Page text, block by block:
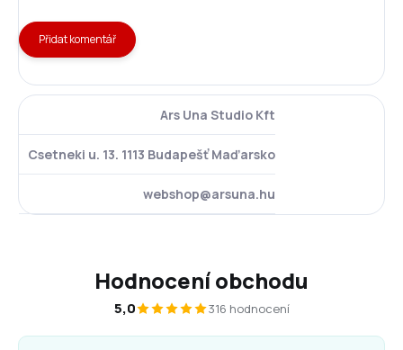
Přidat komentář
Ars Una Studio Kft
Csetneki u. 13. 1113 Budapešť Maďarsko
webshop@arsuna.hu
Hodnocení obchodu
5,0 316 hodnocení